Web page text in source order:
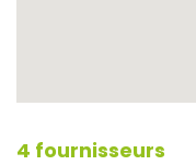
4 fournisseurs